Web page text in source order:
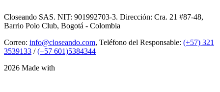
Closeando SAS. NIT: 901992703-3. Dirección: Cra. 21 #87-48,
Barrio Polo Club, Bogotá - Colombia
Correo: info@closeando.com, Teléfono del Responsable: (+57) 321
3539133 /(+57 601)5384344
2026 Made with